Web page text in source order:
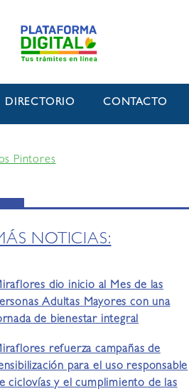
DIRECTORIO CONTACTO
Pintores
NOTICIAS:
dio inicio al Mes de las
Adultas Mayores con una
de bienestar integral
refuerza campañas de
para el uso responsable
ciclovías y el cumplimiento de las